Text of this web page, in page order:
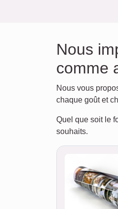
Nous
comme
Nous vous
chaque goût et
Quel que soit le
souhaits.